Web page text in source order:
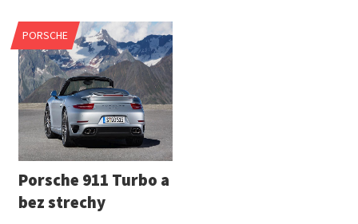
PORSCHE
Porsche 911 Turbo a
bez strechy